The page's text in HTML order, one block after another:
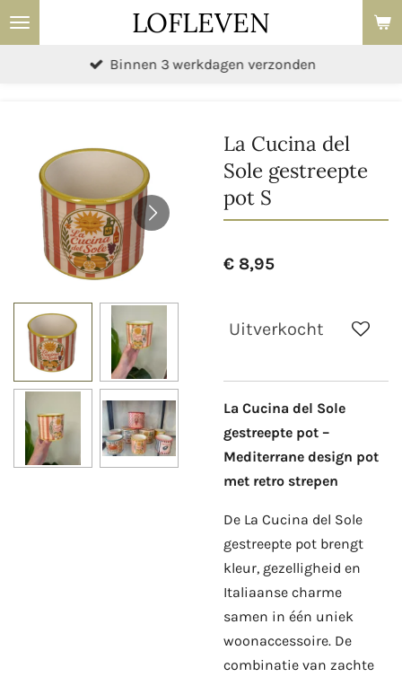
Ga
direct
LOFLEVEN
Binnen 3 werkdagen verzonden
La Cucina del
Sole gestreepte
pot S
€ 8,95
Uitverkocht
La Cucina del Sole
gestreepte pot –
Mediterrane design pot
met retro strepen
De La Cucina del Sole
gestreepte pot brengt
kleur, gezelligheid en
Italiaanse charme
samen in één uniek
woonaccessoire. De
combinatie van zachte